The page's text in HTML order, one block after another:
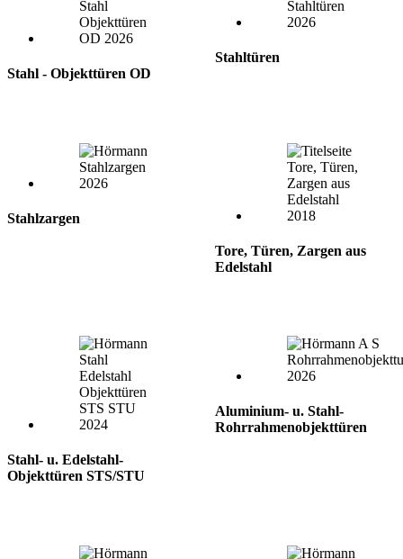
Stahl - Objekttüren OD
Stahltüren
Stahlzargen
Tore, Türen, Zargen aus
Edelstahl
Stahl- u. Edelstahl-
Objekttüren STS/STU
Aluminium- u. Stahl-
Rohrrahmenobjekttüren